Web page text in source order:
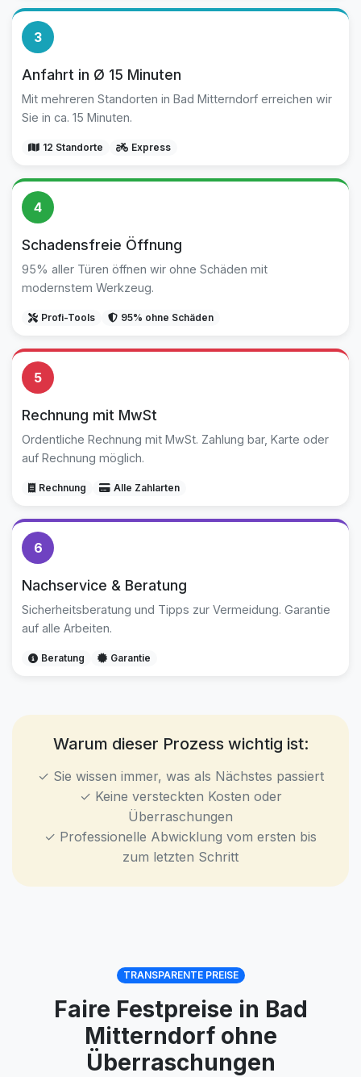
3
Anfahrt in Ø 15 Minuten
Mit mehreren Standorten in Bad Mitterndorf erreichen wir
Sie in ca. 15 Minuten.
12 Standorte Express
4
Schadensfreie Öffnung
95% aller Türen öffnen wir ohne Schäden mit
modernstem Werkzeug.
Profi-Tools 95% ohne Schäden
5
Rechnung mit MwSt
Ordentliche Rechnung mit MwSt. Zahlung bar, Karte oder
auf Rechnung möglich.
Rechnung Alle Zahlarten
6
Nachservice & Beratung
Sicherheitsberatung und Tipps zur Vermeidung. Garantie
auf alle Arbeiten.
Beratung Garantie
Warum dieser Prozess wichtig ist:
✓ Sie wissen immer, was als Nächstes passiert
✓ Keine versteckten Kosten oder
Überraschungen
✓ Professionelle Abwicklung vom ersten bis
zum letzten Schritt
TRANSPARENTE PREISE
Faire Festpreise in Bad
Mitterndorf ohne
Überraschungen